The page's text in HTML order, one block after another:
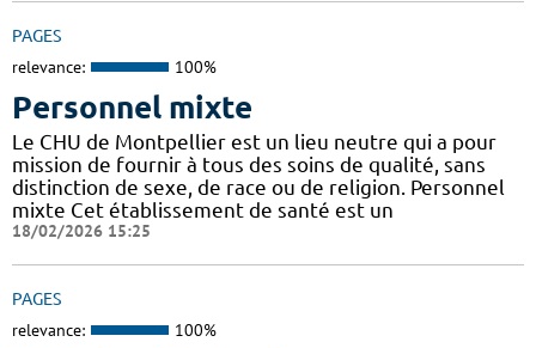
PAGES
relevance: 100%
Personnel mixte
Le CHU de Montpellier est un lieu neutre qui a pour
mission de fournir à tous des soins de qualité, sans
distinction de sexe, de race ou de religion. Personnel
mixte Cet établissement de santé est un
18/02/2026 15:25
PAGES
relevance: 100%